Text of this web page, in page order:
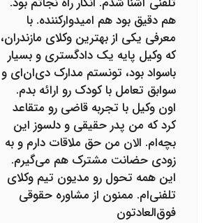
هم دقیق بود هم امیدوارکننده. با
معرفی یکی از بهترین وکلای مازندران،
که وکیل پایه یک دادگستری و بسیار
باسواد بود، تونستم مدارک دی‌ان‌ای و
سوابق تعامل با کودک رو ارائه بدم.
اون وکیل با تجربه قاضی رو متقاعد
کرد که من پدر حقیقی و دلسوز این
بچه‌ام. الان من حق ملاقات دارم و به
زودی حضانت مشترک هم می‌گیرم.
این همه تحول رو مدیون تیم وکلای
تلفنی‌ام. ممنون از مشاوره حقوقی
فوق‌العادتون